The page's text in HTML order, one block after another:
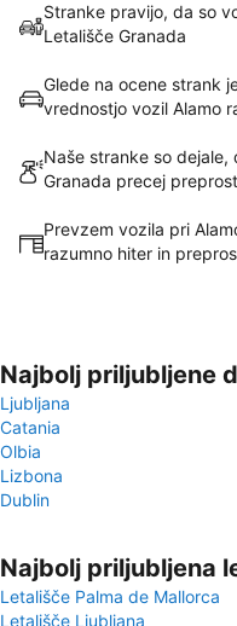
Stranke pravijo, da so
Letališče Granada
Glede na ocene strank
vrednostjo vozil Alamo
Naše stranke so dejale,
Granada precej
Prevzem vozila pri
razumno hiter in
Najbolj priljubljene
Ljubljana
Catania
Olbia
Lizbona
Dublin
Najbolj priljubljena
Letališče Palma de Mallorca
Letališče Ljubljana